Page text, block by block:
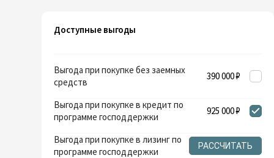
Доступные выгоды
Выгода при покупке без заемных
средств
390 000 ₽
Выгода при покупке в кредит по
программе господдержки
925 000 ₽
Выгода при покупке в лизинг по
программе господдержки
РАССЧИТАТЬ